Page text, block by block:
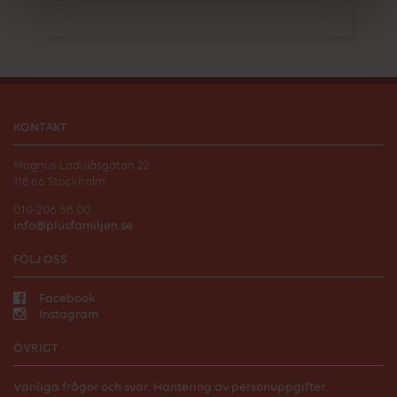
KONTAKT
Magnus Ladulåsgatan 22
118 66 Stockholm
010-206 58 00
info@plusfamiljen.se
FÖLJ OSS
Facebook
Instagram
ÖVRIGT
Vanliga frågor och svar. Hantering av personuppgifter.